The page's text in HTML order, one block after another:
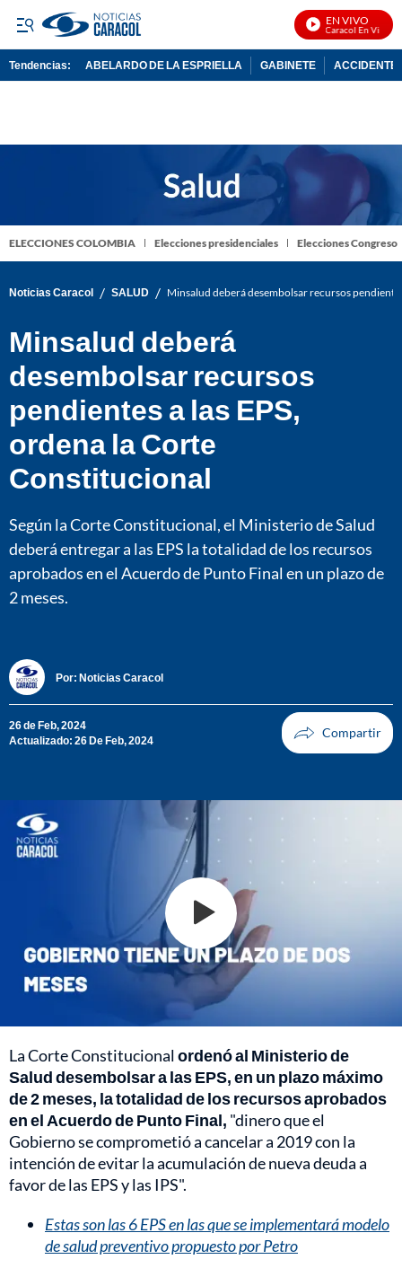
EN VIVO
Noticias Caracol En Vivo
Tendencias: ABELARDO DE LA ESPRIELLA GABINETE ACCIDENTE
ELECCIONES COLOMBIA Elecciones presidenciales Elecciones Congreso
Noticias Caracol / SALUD / Minsalud deberá desembolsar recursos
Minsalud deberá
desembolsar recursos
pendientes a las EPS,
ordena la Corte
Constitucional
Según la Corte Constitucional, el Ministerio de Salud
deberá entregar a las EPS la totalidad de los recursos
aprobados en el Acuerdo de Punto Final en un plazo de
2 meses.
Por: Noticias Caracol
26 de Feb, 2024
Actualizado: 26 De Feb, 2024
La Corte Constitucionalordenó al Ministerio de
Salud desembolsar a las EPS, en un plazo máximo
de 2 meses, la totalidad de los recursos aprobados
en el Acuerdo de Punto Final, "dinero que el
Gobierno se comprometió a cancelar a 2019 con la
intención de evitar la acumulación de nueva deuda a
favor de las EPS y las IPS".
Estas son las 6 EPS en las que se implementará modelo
de salud preventivo propuesto por Petro